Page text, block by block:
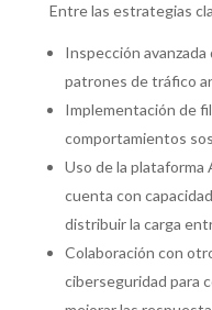
Entre las estrategias
Inspección
patrones de tráfico
Implementación de
comportamientos
Uso de la plataforma
cuenta con
distribuir la carga
Colaboración con
ciberseguridad para